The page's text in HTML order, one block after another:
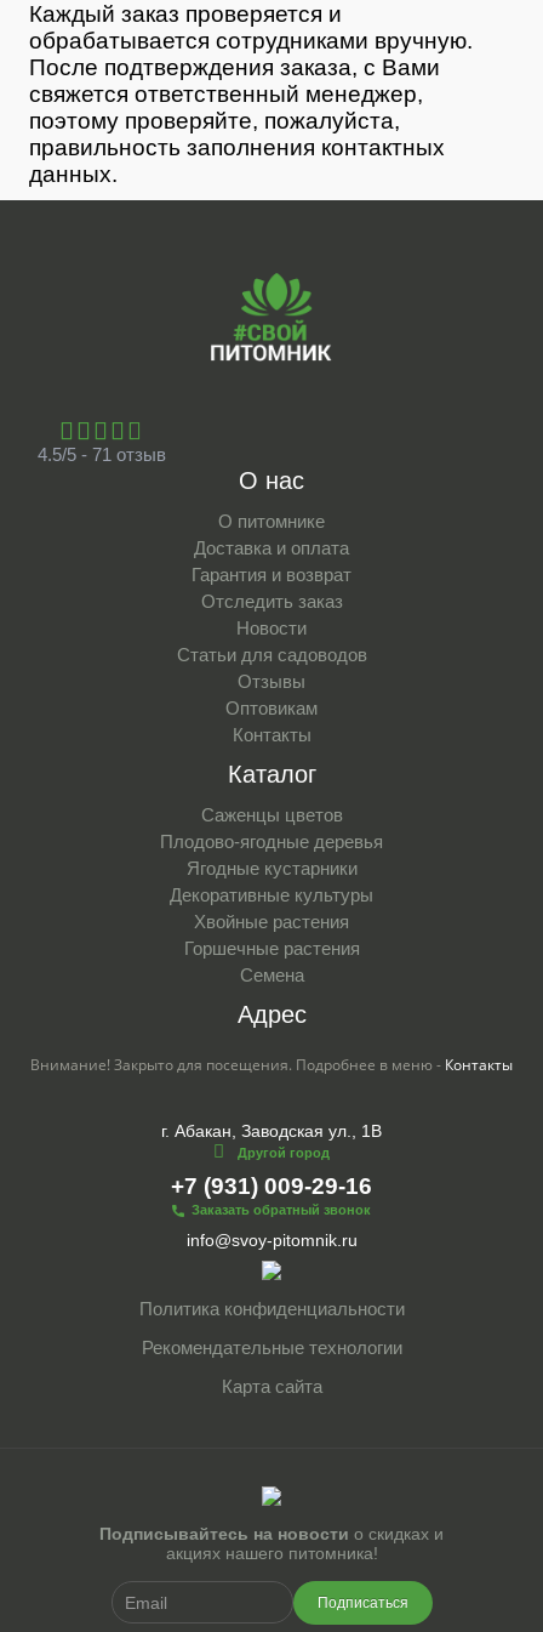
Каждый заказ проверяется и
обрабатывается сотрудниками вручную.
После подтверждения заказа, с Вами
свяжется ответственный менеджер,
поэтому проверяйте, пожалуйста,
правильность заполнения контактных
данных.
4.5/5 - 71 отзыв
О нас
О питомнике
Доставка и оплата
Гарантия и возврат
Отследить заказ
Новости
Статьи для садоводов
Отзывы
Оптовикам
Контакты
Каталог
Саженцы цветов
Плодово-ягодные деревья
Ягодные кустарники
Декоративные культуры
Хвойные растения
Горшечные растения
Семена
Адрес
Внимание! Закрыто для посещения. Подробнее в меню - Контакты
г. Абакан, Заводская ул., 1В
Другой город
+7 (931) 009-29-16
Заказать обратный звонок
info@svoy-pitomnik.ru
Политика конфиденциальности
Рекомендательные технологии
Карта сайта
Подписывайтесь на новости о скидках и
акциях нашего питомника!
Подписаться